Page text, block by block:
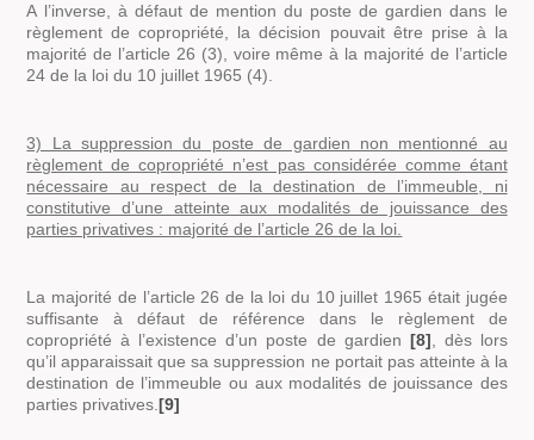
A l’inverse, à défaut de mention du poste de gardien dans le
règlement de copropriété, la décision pouvait être prise à la
majorité de l’article 26 (3), voire même à la majorité de l’article
24 de la loi du 10 juillet 1965 (4).
3) La suppression du poste de gardien non mentionné au
règlement de copropriété n’est pas considérée comme étant
nécessaire au respect de la destination de l’immeuble, ni
constitutive d’une atteinte aux modalités de jouissance des
parties privatives : majorité de l’article 26 de la loi.
La majorité de l’article 26 de la loi du 10 juillet 1965 était jugée
suffisante à défaut de référence dans le règlement de
copropriété à l’existence d’un poste de gardien [8], dès lors
qu’il apparaissait que sa suppression ne portait pas atteinte à la
destination de l’immeuble ou aux modalités de jouissance des
parties privatives.[9]